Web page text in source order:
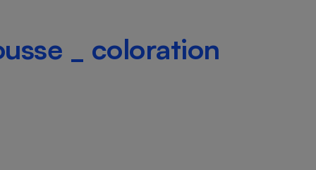
_ coloration